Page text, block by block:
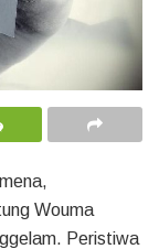
Wouma
Peristiwa